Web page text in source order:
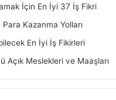
İçin En İyi 37 İş Fikri
Kazanma Yolları
En İyi İş Fikirleri
Açık Meslekleri ve Maaşları